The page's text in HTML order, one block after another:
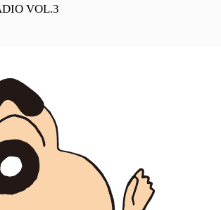
VOL.3